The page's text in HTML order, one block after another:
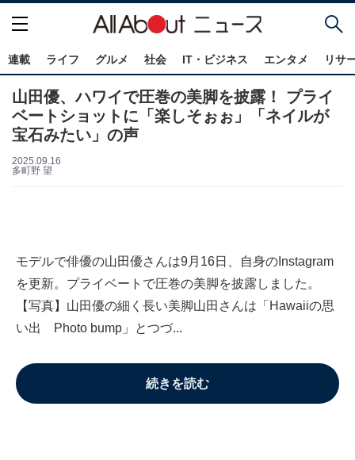
連載 ライフ グルメ 社会 IT・ビジネス エンタメ リサ
山田優、ハワイで圧巻の美脚を披露！ プライ
ベートショットに「楽しそぉぉ」「ネイルが
宝石みたい」の声
2025.09.16
多町野 望
モデルで俳優の山田優さんは9月16日、自身のInstagram
を更新。プライベートで圧巻の美脚を披露しました。
【写真】山田優の細く長い美脚山田さんは「Hawaiiの思
い出 Photo bump」とつづ...
続きを読む